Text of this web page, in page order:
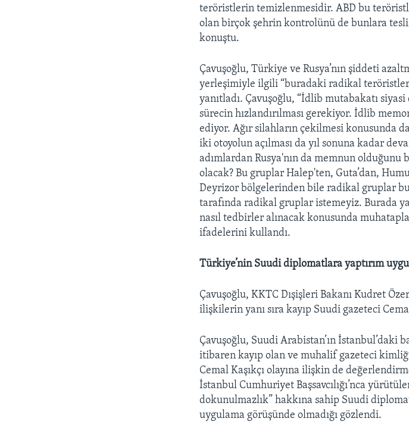
teröristlerin temizlenmesidir. ABD bu
olan birçok şehrin kontrolünü de bunlara
konuştu.
Çavuşoğlu, Türkiye ve Rusya’nın şiddeti
yerleşimiyle ilgili “buradaki radikal
yanıtladı. Çavuşoğlu, “İdlib mutabakatı
sürecin hızlandırılması gerekiyor. İdlib
ediyor. Ağır silahların çekilmesi konusunda
iki otoyolun açılması da yıl sonuna kadar
adımlardan Rusya'nın da memnun
olacak? Bu gruplar Halep'ten, Guta’dan,
Deyrizor bölgelerinden bile radikal gruplar
tarafında radikal gruplar istemeyiz. Burada
nasıl tedbirler alınacak konusunda
ifadelerini kullandı.
Türkiye’nin Suudi diplomatlara yaptırım
Çavuşoğlu, KKTC Dışişleri Bakanı Kudret
ilişkilerin yanı sıra kayıp Suudi gazeteci
Çavuşoğlu, Suudi Arabistan’ın İstanbul’daki
itibaren kayıp olan ve muhalif gazeteci
Cemal Kaşıkçı olayına ilişkin de
İstanbul Cumhuriyet Başsavcılığı’nca
dokunulmazlık” hakkına sahip Suudi
uygulama görüşünde olmadığı gözlendi.